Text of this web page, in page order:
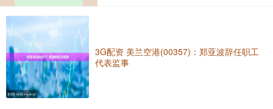
3G配资 美兰空港(00357)：郑亚波辞任职工
代表监事